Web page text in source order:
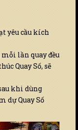
yêu cầu kích
lần quay đều
Quay Số, sẽ
khi dùng
dự Quay Số